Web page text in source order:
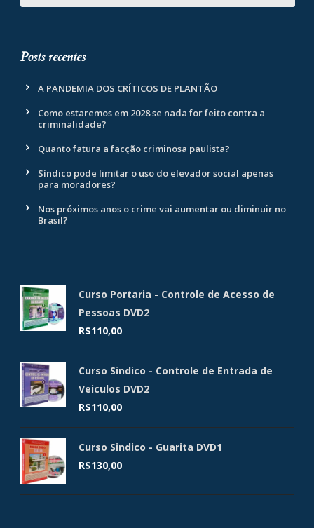
Posts recentes
A PANDEMIA DOS CRÍTICOS DE PLANTÃO
Como estaremos em 2028 se nada for feito contra a
criminalidade?
Quanto fatura a facção criminosa paulista?
Síndico pode limitar o uso do elevador social apenas
para moradores?
Nos próximos anos o crime vai aumentar ou diminuir no
Brasil?
Curso Portaria - Controle de Acesso de
Pessoas DVD2
R$110,00
Curso Sindico - Controle de Entrada de
Veiculos DVD2
R$110,00
Curso Sindico - Guarita DVD1
R$130,00